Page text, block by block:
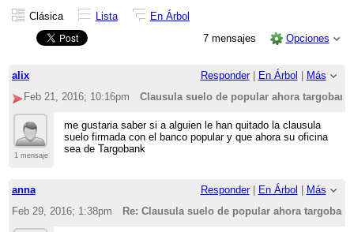
Clásica Lista
En Árbol
7 mensajes
Opciones
alix Responder| En Árbol
Más
Feb 21, 2016; 10:16pm
Clausula suelo de popular ahora targobank
1 mensaje
me gustaria saber si a alguien le han quitado la clausula
suelo firmada con el banco popular y que ahora su oficina
sea de Targobank
anna Responder| En Árbol
Más
Feb 29, 2016; 1:38pm
Re: Clausula suelo de popular ahora targobank